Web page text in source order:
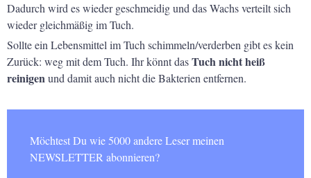
Dadurch wird es wieder geschmeidig und das Wachs verteilt sich
wieder gleichmäßig im Tuch.
Sollte ein Lebensmittel im Tuch schimmeln/verderben gibt es kein
Zurück: weg mit dem Tuch. Ihr könnt dasTuch nicht heiß
reinigenund damit auch nicht die Bakterien entfernen.
Möchtest Du wie 5000 andere Leser meinen
NEWSLETTER abonnieren?